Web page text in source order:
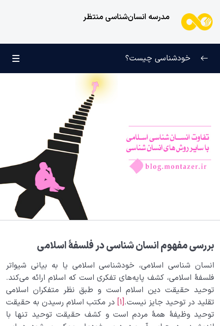
مدرسه انسان‌شناسی منتظر
انسان شناسی چیست و چه سؤالاتی را در مورد انسان پاسخ
می‌دهد؟
تفاوت خودشناسی و انسان شناسی | مفهومی با دو نام
تفاوت خودشناسی در اسلام با خودشناسی در مکاتب غربی
انسان‌شناسی تجربی چیست و از چه روش‌هایی بهره
انسان شناسی عرفانی | نگاهی به انسان بر پایۀ کشف و
انسان شناسی غربی | چالش های پیش رو در موضوع
انسان شناسی از دیدگاه غرب
تفاوت انسان شناسی اسلامی با سایر روش های انسان
شناسی
خودشناسی چیست؟
بررسی مفهوم انسان شناسی در فلسفۀ اسلامی
انسان شناسی اسلامی، خودشناسی اسلامی یا به بیانی شیواتر
فلسفۀ اسلامی، کشف پایه‌های تفکری است که اسلام ارائه می‌کند.
توحید حقیقت دین اسلام است و طبق نظر متفکران اسلامی
تقلید در توحید جایز نیست.[1]
در مکتب اسلام رسیدن به حقیقت
توحید وظیفۀ همۀ مردم است و کشف حقیقت توحید تنها با